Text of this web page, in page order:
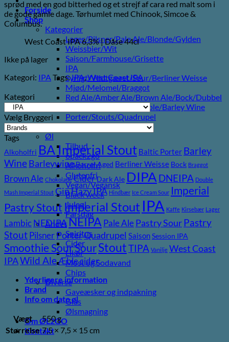
Forside
Shop
Kategorier
Lager/Pilsner/Pale Ale/Blonde/Gylden
Weissbier/Wit
Saison/Farmhouse/Grisette
IPA
Syrligt/Vildtgæret/Sour/Berliner Weisse
Mjød/Melomel/Braggot
Red Ale/Amber Ale/Brown Ale/Bock/Dubbel
Strong Ale/Dark Ale/Triple/Barley Wine
Porter/Stouts/Quadrupel
Røgøl
Øl
Tilbud
6pack2go
Alkoholfri
Glutenfri
Vegan/Vegansk
Black week
Juleøl
Farsdag
Andet
Spiritus
Cider
Likør
Most og Sodavand
Chips
Diverse
Gaveæsker og indpakning
Glas
Ølsmagning
Om ØL2GO
Kontakt
var:
50,00 kr..
er:
25,00 kr..
sprød med en god bitterhed og et strejf af cara red malt som i
de gode gamle dage. Tørhumlet med Chinook, Simcoe &
Columbus.
West Coast IPA 6,3% | Dåse 44cl
Ikke på lager
Kategori: IPA Tags:IPA,West Coast IPA
Kategori
Vælg Bryggeri
Tags
Alkoholfri BA Imperial Stout Baltic Porter Barley
Wine BarleywineBarrel Aged Berliner Weisse Bock Braggot
Brown Ale Chokolade CiderDark Ale DIPA DNEIPA Double
Mash Imperial Stout GinHazy IPA Hindbær Ice Cream Sour Imperial
Pastry Stout Imperial Stout IPA Kaffe Kirsebær Lager
Lambic NEDIPANEIPA Pale Ale Pastry Sour Pastry
Stout Pilsner PorterQuadrupel SaisonSession IPA
Smoothie SourSourStoutTIPA Vanilje West Coast
IPAWild Ale Æble cider
Yderligere information
Brand
Info om dato øl
Vægt
550 g
Størrelse 7,5 × 7,5 × 15 cm